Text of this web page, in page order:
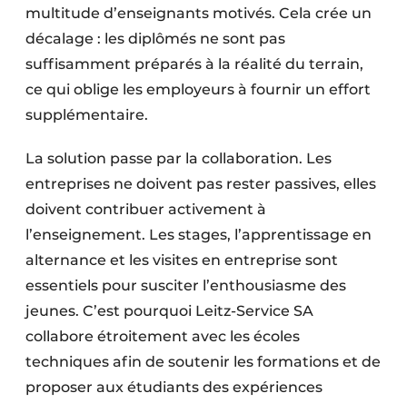
multitude d’enseignants motivés. Cela crée un
décalage : les diplômés ne sont pas
suffisamment préparés à la réalité du terrain,
ce qui oblige les employeurs à fournir un effort
supplémentaire.
La solution passe par la collaboration. Les
entreprises ne doivent pas rester passives, elles
doivent contribuer activement à
l’enseignement. Les stages, l’apprentissage en
alternance et les visites en entreprise sont
essentiels pour susciter l’enthousiasme des
jeunes. C’est pourquoi Leitz-Service SA
collabore étroitement avec les écoles
techniques afin de soutenir les formations et de
proposer aux étudiants des expériences